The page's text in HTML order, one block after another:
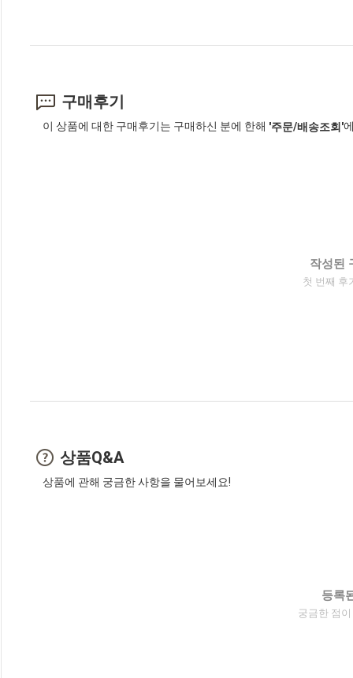
구매후기
이 상품에 대한 구매후기는 구매하신 분에 한해 '주문/배송조회'
작성된
첫 번째 후
상품Q&A
상품에 관해 궁금한 사항을 물어보세요!
등록
궁금한 점